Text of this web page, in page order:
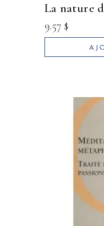
la nature
9.57 $